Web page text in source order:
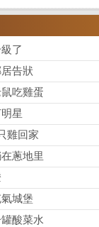
了
告狀
吃雞蛋
星
雞回家
蔥地里
城堡
酸菜水